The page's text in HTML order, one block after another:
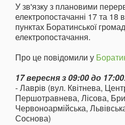
У зв'язку з плановими
електропостачанні 17 та 18
пунктах Боратинської
електропостачання.
Про це повідомили у
17 вересня з 09:00 до
- Лаврів (вул. Квітнева,
Першотравнева, Лісова,
Червоноармійська,
Соснова)